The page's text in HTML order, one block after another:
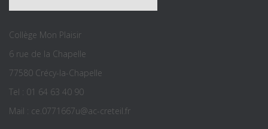
Collège Mon Plaisir
6 rue de la Chapelle
77580 Crécy-la-Chapelle
Tel : 01 64 63 40 90
Mail : ce.0771667u@ac-creteil.fr